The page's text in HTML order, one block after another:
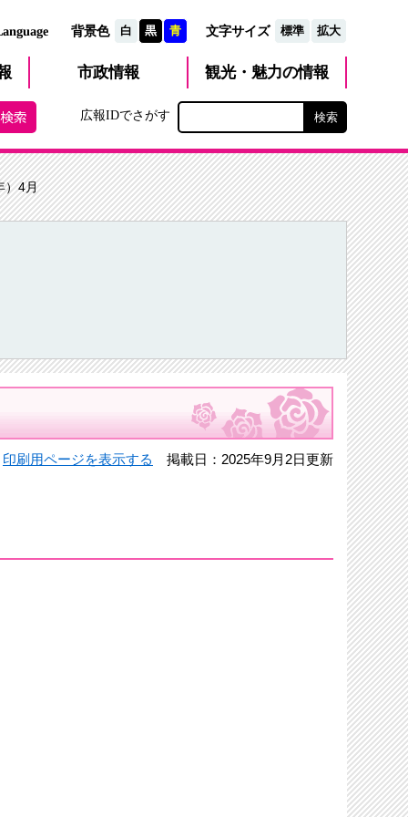
背景色 白 黒 青 文字サイズ 標準 拡大
市政情報 観光・魅力の情報
広報IDでさがす
）4月
印刷用ページを表示する 掲載日：2025年9月2日更新